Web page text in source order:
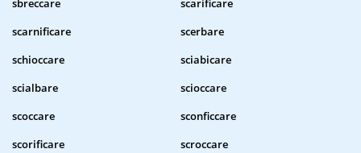
sbreccare
scarificare
scarnificare
scerbare
schioccare
sciabicare
scialbare
scioccare
scoccare
sconficcare
scorificare
scroccare